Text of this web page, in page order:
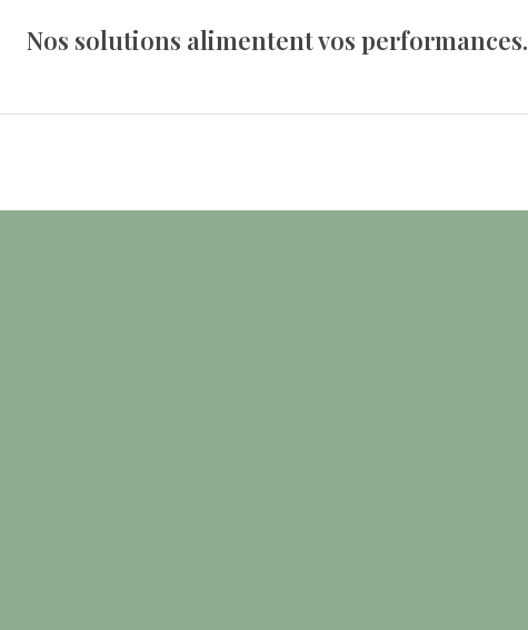
Nos solutions alimentent vos performances.